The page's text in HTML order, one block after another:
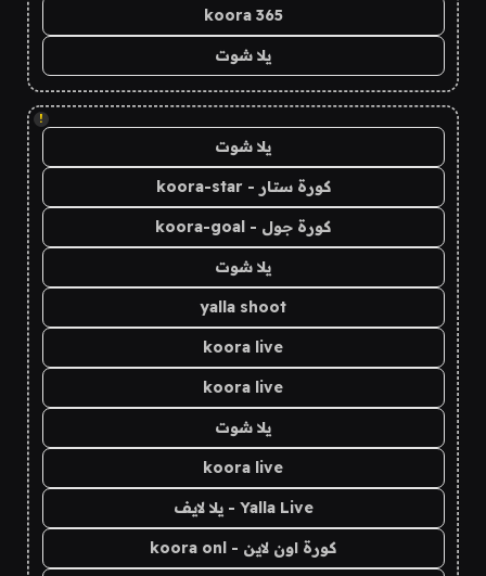
koora 365
يلا شوت
!
يلا شوت
كورة ستار - koora-star
كورة جول - koora-goal
يلا شوت
yalla shoot
koora live
koora live
يلا شوت
koora live
Yalla Live - يلا لايف
كورة اون لاين - koora onl